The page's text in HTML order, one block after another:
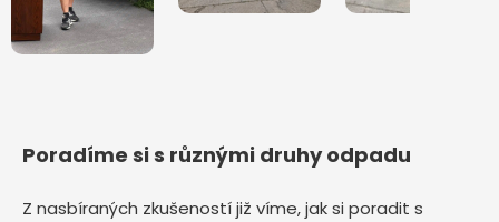
Poradíme si s různými druhy odpadu
Z nasbíraných zkušeností již víme, jak si poradit s